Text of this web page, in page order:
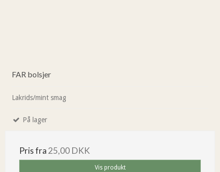
FAR bolsjer
Lakrids/mint smag
På lager
Pris fra 25,00 DKK
Vis produkt